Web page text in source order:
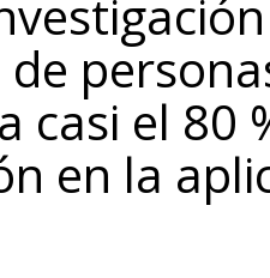
casi el 80
en la